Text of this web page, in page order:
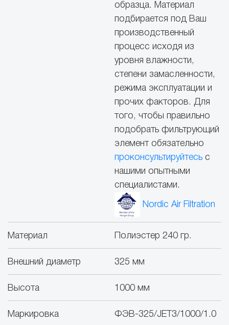
образца. Материал
подбирается под Ваш
производственный
процесс исходя из
уровня влажности,
степени замасленности,
режима эксплуатации и
прочих факторов. Для
того, чтобы правильно
подобрать фильтрующий
элемент обязательно
проконсультируйтесь с
нашими опытными
специалистами.
Nordic Air Filtration
Материал Полиэстер 240 гр.
Внешний диаметр 325 мм
Высота 1000 мм
Маркировка ФЭВ-325/JET3/1000/1.0